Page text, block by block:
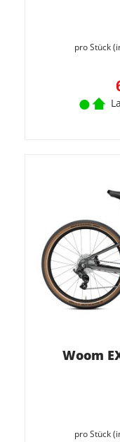
pro Stück
Woom
pro Stück